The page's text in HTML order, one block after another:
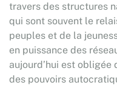
travers des structures
qui sont souvent le
peuples et de la
en puissance des
aujourd’hui est
des pouvoirs